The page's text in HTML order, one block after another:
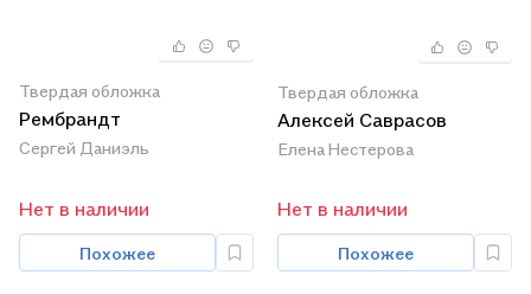
Твердая обложка
Рембрандт
Сергей Даниэль
Нет в наличии
Похожее
Твердая обложка
Алексей Саврасов
Елена Нестерова
Нет в наличии
Похожее